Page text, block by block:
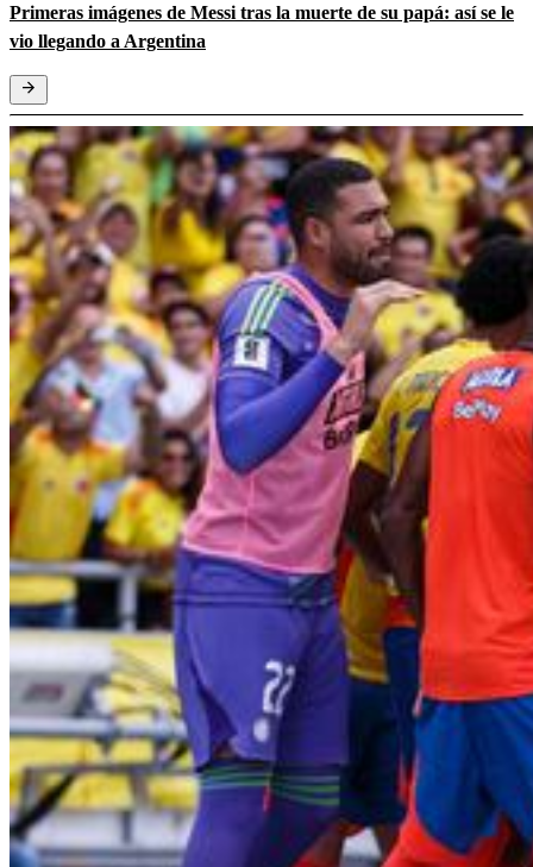
Primeras imágenes de Messi tras la muerte de su papá: así se le
vio llegando a Argentina